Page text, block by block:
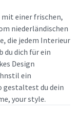
einer frischen,
niederländischen
die jedem Interieur
du dich für ein
Design
ein
gestaltest du dein
your style.